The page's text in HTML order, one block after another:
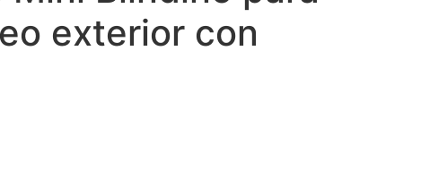
exterior con